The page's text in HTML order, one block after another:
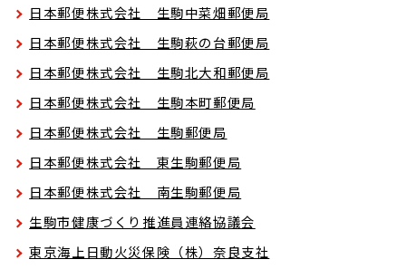
日本郵便株式会社 生駒中菜畑郵便局
日本郵便株式会社 生駒萩の台郵便局
日本郵便株式会社 生駒北大和郵便局
日本郵便株式会社 生駒本町郵便局
日本郵便株式会社 生駒郵便局
日本郵便株式会社 東生駒郵便局
日本郵便株式会社 南生駒郵便局
生駒市健康づくり推進員連絡協議会
東京海上日動火災保険（株）奈良支社